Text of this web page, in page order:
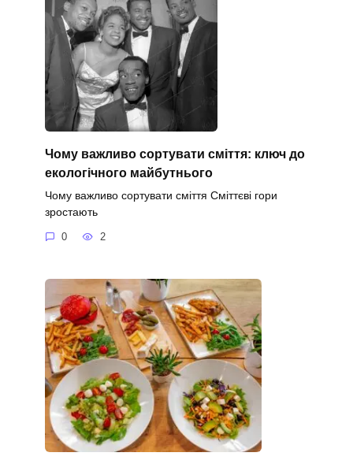
Чому важливо сортувати сміття: ключ до
екологічного майбутнього
Чому важливо сортувати сміття Сміттєві гори
зростають
0 2